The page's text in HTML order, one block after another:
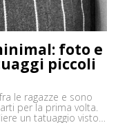
foto e
piccoli
le ragazze e sono
per la prima volta.
un tatuaggio visto